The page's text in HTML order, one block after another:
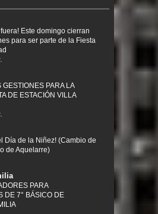
Este domingo cierran
para ser parte de la Fiesta
GESTIONES PARA LA
DE ESTACIÓN VILLA
Día de la Niñez! (Cambio de
de Aquelarre)
PARA
DE 7° BÁSICO DE